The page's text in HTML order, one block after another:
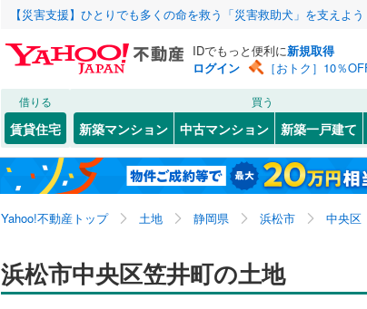
【災害支援】ひとりでも多くの命を救う「災害救助犬」を支えよう
IDでもっと便利に新規取得
ログイン
［おトク］10％
借りる
賃貸住宅
買う
新築マンション 中古マンション 新築一戸建て
Yahoo!不動産トップ 土地 静岡県 浜松市 中央区
浜松市中央区笠井町の土地
北海道 北海道
東北 青森 岩手
関東 東京 神奈川
信越・北陸 新潟 長野
静岡市 葵区(13)
中央区 91
かの地域
50
富士宮市(15)
浅田町(1)
泉(1)
大島町( 6)
尾張町(
上島(4)
JR 東海道本線（JR東日本）(0)
御殿場線(0)
東海道新幹線 (1)
岳南鉄道線(0)
大井川鐵道井川線(0)
こだわり条件 配置、向き、建ち方、日当たり
前道6m以上（0）
平坦地（0）
更地渡し（0）
この検索条件の
静岡県、浜